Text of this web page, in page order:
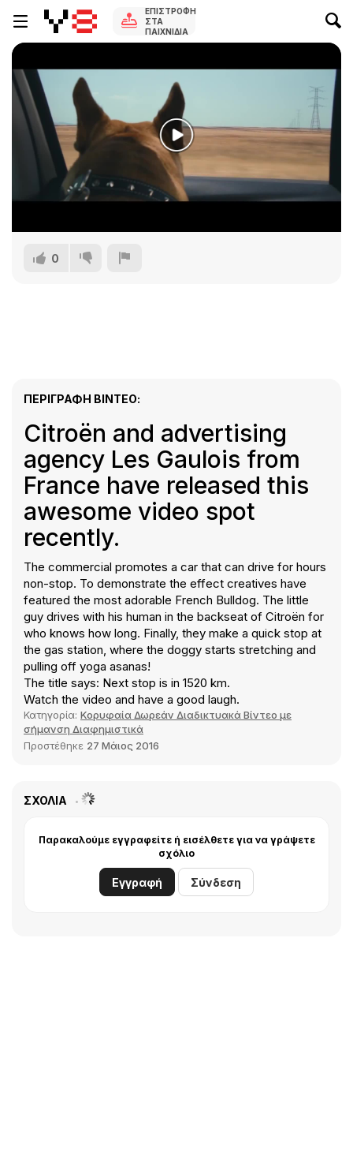
ΕΠΙΣΤΡΟΦΉ
ΣΤΑ
ΠΑΙΧΝΊΔΙΑ
0
ΠΕΡΙΓΡΑΦΉ ΒΊΝΤΕΟ:
Citroën and advertising
agency Les Gaulois from
France have released this
awesome video spot
recently.
The commercial promotes a car that can drive for hours
non-stop. To demonstrate the effect creatives have
featured the most adorable French Bulldog. The little
guy drives with his human in the backseat of Citroën for
who knows how long. Finally, they make a quick stop at
the gas station, where the doggy starts stretching and
pulling off yoga asanas!
The title says: Next stop is in 1520 km.
Watch the video and have a good laugh.
Κατηγορία: Κορυφαία Δωρεάν Διαδικτυακά Βίντεο με
σήμανση Διαφημιστικά
Προστέθηκε 27 Μάιος 2016
ΣΧΌΛΙΑ
Παρακαλούμε εγγραφείτε ή εισέλθετε για να γράψετε
σχόλιο
Εγγραφή Σύνδεση